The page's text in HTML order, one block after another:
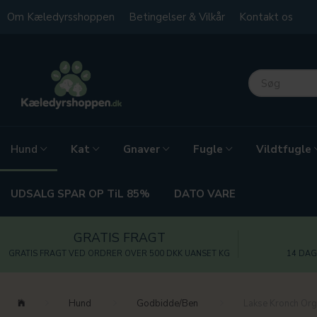
Om Kæledyrsshoppen Betingelser & Vilkår Kontakt os
Hund Kat Gnaver Fugle Vildtfugle
UDSALG SPAR OP TiL 85% DATO VARE
GRATIS FRAGT
GRATIS FRAGT VED ORDRER OVER 500 DKK UANSET KG 14
Hund Godbidde/Ben